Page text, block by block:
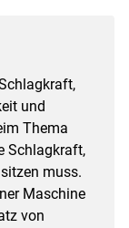
und
Thema
Schlagkraft,
muss.
Maschine
von